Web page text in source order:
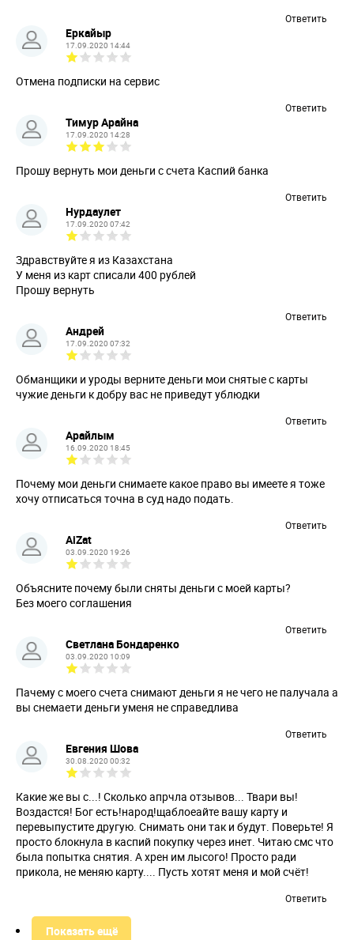
Ответить
Еркайыр
17.09.2020 14:44
Отмена подписки на сервис
Ответить
Тимур Арайна
17.09.2020 14:28
Прошу вернуть мои деньги с счета Каспий банка
Ответить
Нурдаулет
17.09.2020 07:42
Здравствуйте я из Казахстана
У меня из карт списали 400 рублей
Прошу вернуть
Ответить
Андрей
17.09.2020 07:32
Обманщики и уроды верните деньги мои снятые с карты
чужие деньги к добру вас не приведут ублюдки
Ответить
Арайлым
16.09.2020 18:45
Почему мои деньги снимаете какое право вы имеете я тоже
хочу отписаться точна в суд надо подать.
Ответить
AiZat
03.09.2020 19:26
Объясните почему были сняты деньги с моей карты?
Без моего соглашения
Ответить
Светлана Бондаренко
03.09.2020 10:09
Пачему с моего счета снимают деньги я не чего не палучала а
вы снемаети деньги уменя не справедлива
Ответить
Евгения Шова
30.08.2020 00:32
Какие же вы с...! Сколько апрчла отзывов... Твари вы!
Воздастся! Бог есть!народ!щаблоеайте вашу карту и
перевыпустите другую. Снимать они так и будут. Поверьте! Я
просто блокнула в каспий покупку через инет. Читаю смс что
была попытка снятия. А хрен им лысого! Просто ради
прикола, не меняю карту.... Пусть хотят меня и мой счёт!
Ответить
Показать ещё